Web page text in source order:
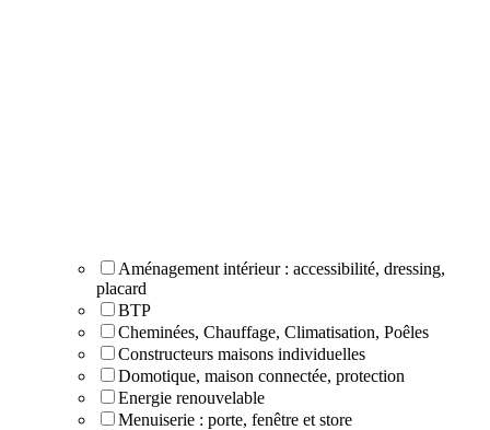
Aménagement intérieur : accessibilité, dressing,
placard
BTP
Cheminées, Chauffage, Climatisation, Poêles
Constructeurs maisons individuelles
Domotique, maison connectée, protection
Energie renouvelable
Menuiserie : porte, fenêtre et store